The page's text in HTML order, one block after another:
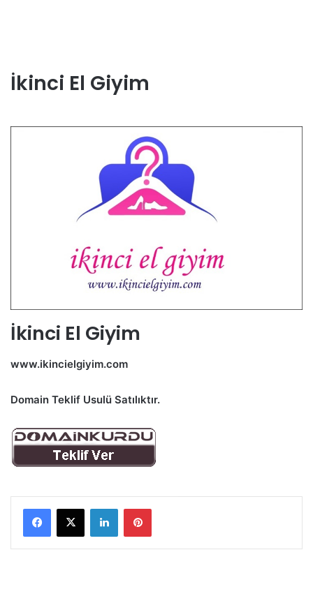
İkinci El Giyim
İkinci El Giyim
www.ikincielgiyim.com
Domain Teklif Usulü Satılıktır.
LinkedInPinterest